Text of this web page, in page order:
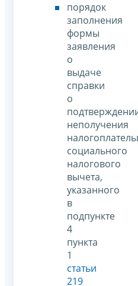
порядок
заполнения
формы
заявления
о
выдаче
справки
о
неполучения
социального
налогового
вычета,
указанного
в
подпункте
4
пункта
1
статьи
219